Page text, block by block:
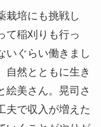
栽培にも挑戦し
て稲刈りも行っ
いぐらい働きまし
自然とともに生き
絵美さん。晃司さ
夫で収入が増えた